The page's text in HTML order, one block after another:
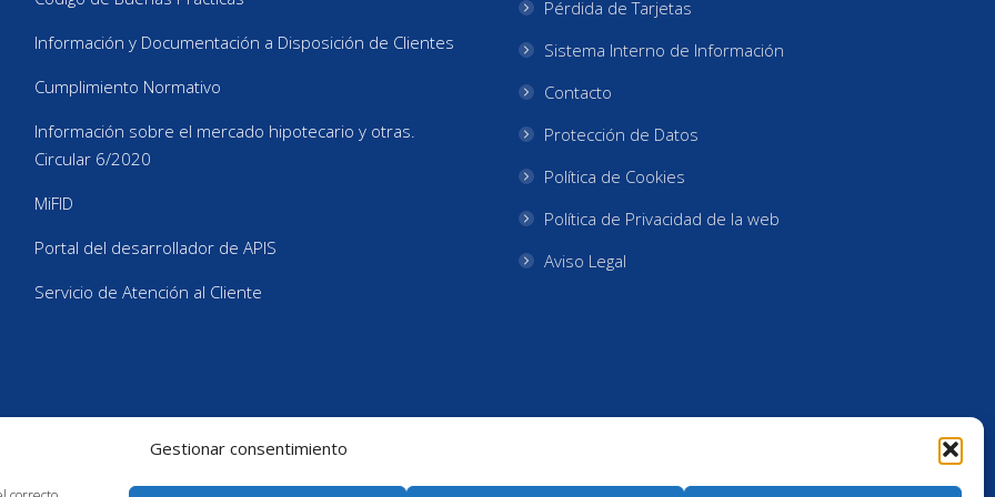
Gestionar consentimiento
Información y Documentación a Disposición de Clientes
Cumplimiento Normativo
Información sobre el mercado hipotecario y otras.
Circular 6/2020
MiFID
Portal del desarrollador de APIS
Servicio de Atención al Cliente
Pérdida de Tarjetas
Sistema Interno de Información
Contacto
Protección de Datos
Política de Cookies
Política de Privacidad de la web
Aviso Legal
Contacta con Nosotros